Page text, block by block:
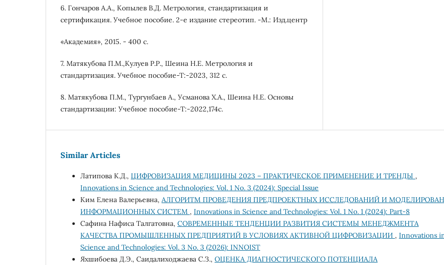
6. Гончаров А.А., Копылев В.Д. Метрология, стандартизация и
сертификация. Учебное пособие. 2-е издание стереотип. -М.: Изд.центр
«Академия», 2015. - 400 с.
7. Матякубова П.М.,Кулуев Р.Р., Шеина Н.Е. Метрология и
стандартизация. Учебное пособие-Т:-2023, 312 с.
8. Матякубова П.М., Тургунбаев А., Усманова Х.А., Шеина Н.Е. Основы
стандартизации: Учебное пособие-Т:-2022,174с.
Similar Articles
Латипова К.Д., ЦИФРОВИЗАЦИЯ МЕДИЦИНЫ 2023 – ПРАКТИЧЕСКОЕ ПРИМЕНЕНИЕ И ТРЕНДЫ ,
Innovations in Science and Technologies: Vol. 1 No. 3 (2024): Special Issue
Ким Елена Валерьевна, АЛГОРИТМ ПРОВЕДЕНИЯ ПРЕДПРОЕКТНЫХ ИССЛЕДОВАНИЙ И
ИНФОРМАЦИОННЫХ СИСТЕМ , Innovations in Science and Technologies: Vol. 1 No. 1 (2024): Part-8
Сафина Нафиса Талгатовна, СОВРЕМЕННЫЕ ТЕНДЕНЦИИ РАЗВИТИЯ СИСТЕМЫ МЕНЕДЖМЕНТА
КАЧЕСТВА ПРОМЫШЛЕННЫХ ПРЕДПРИЯТИЙ В УСЛОВИЯХ АКТИВНОЙ ЦИФРОВИЗАЦИИ , Innovations
Science and Technologies: Vol. 3 No. 3 (2026): INNOIST
Яхшибоева Д.Э., Саидалиходжаева С.З., ОЦЕНКА ДИАГНОСТИЧЕСКОГО ПОТЕНЦИАЛА